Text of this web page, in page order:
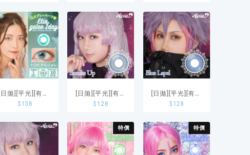
Glass
Reorv Peridot 10
片裝
裝
日拋][平光][有度
數]Classe Etia.
$ 138
[日拋][平光][有度
數]Assist
Smoke Up
$ 128
[日拋][平光][有度
數]Assist
Blue Lapel
$ 128
特價 特價